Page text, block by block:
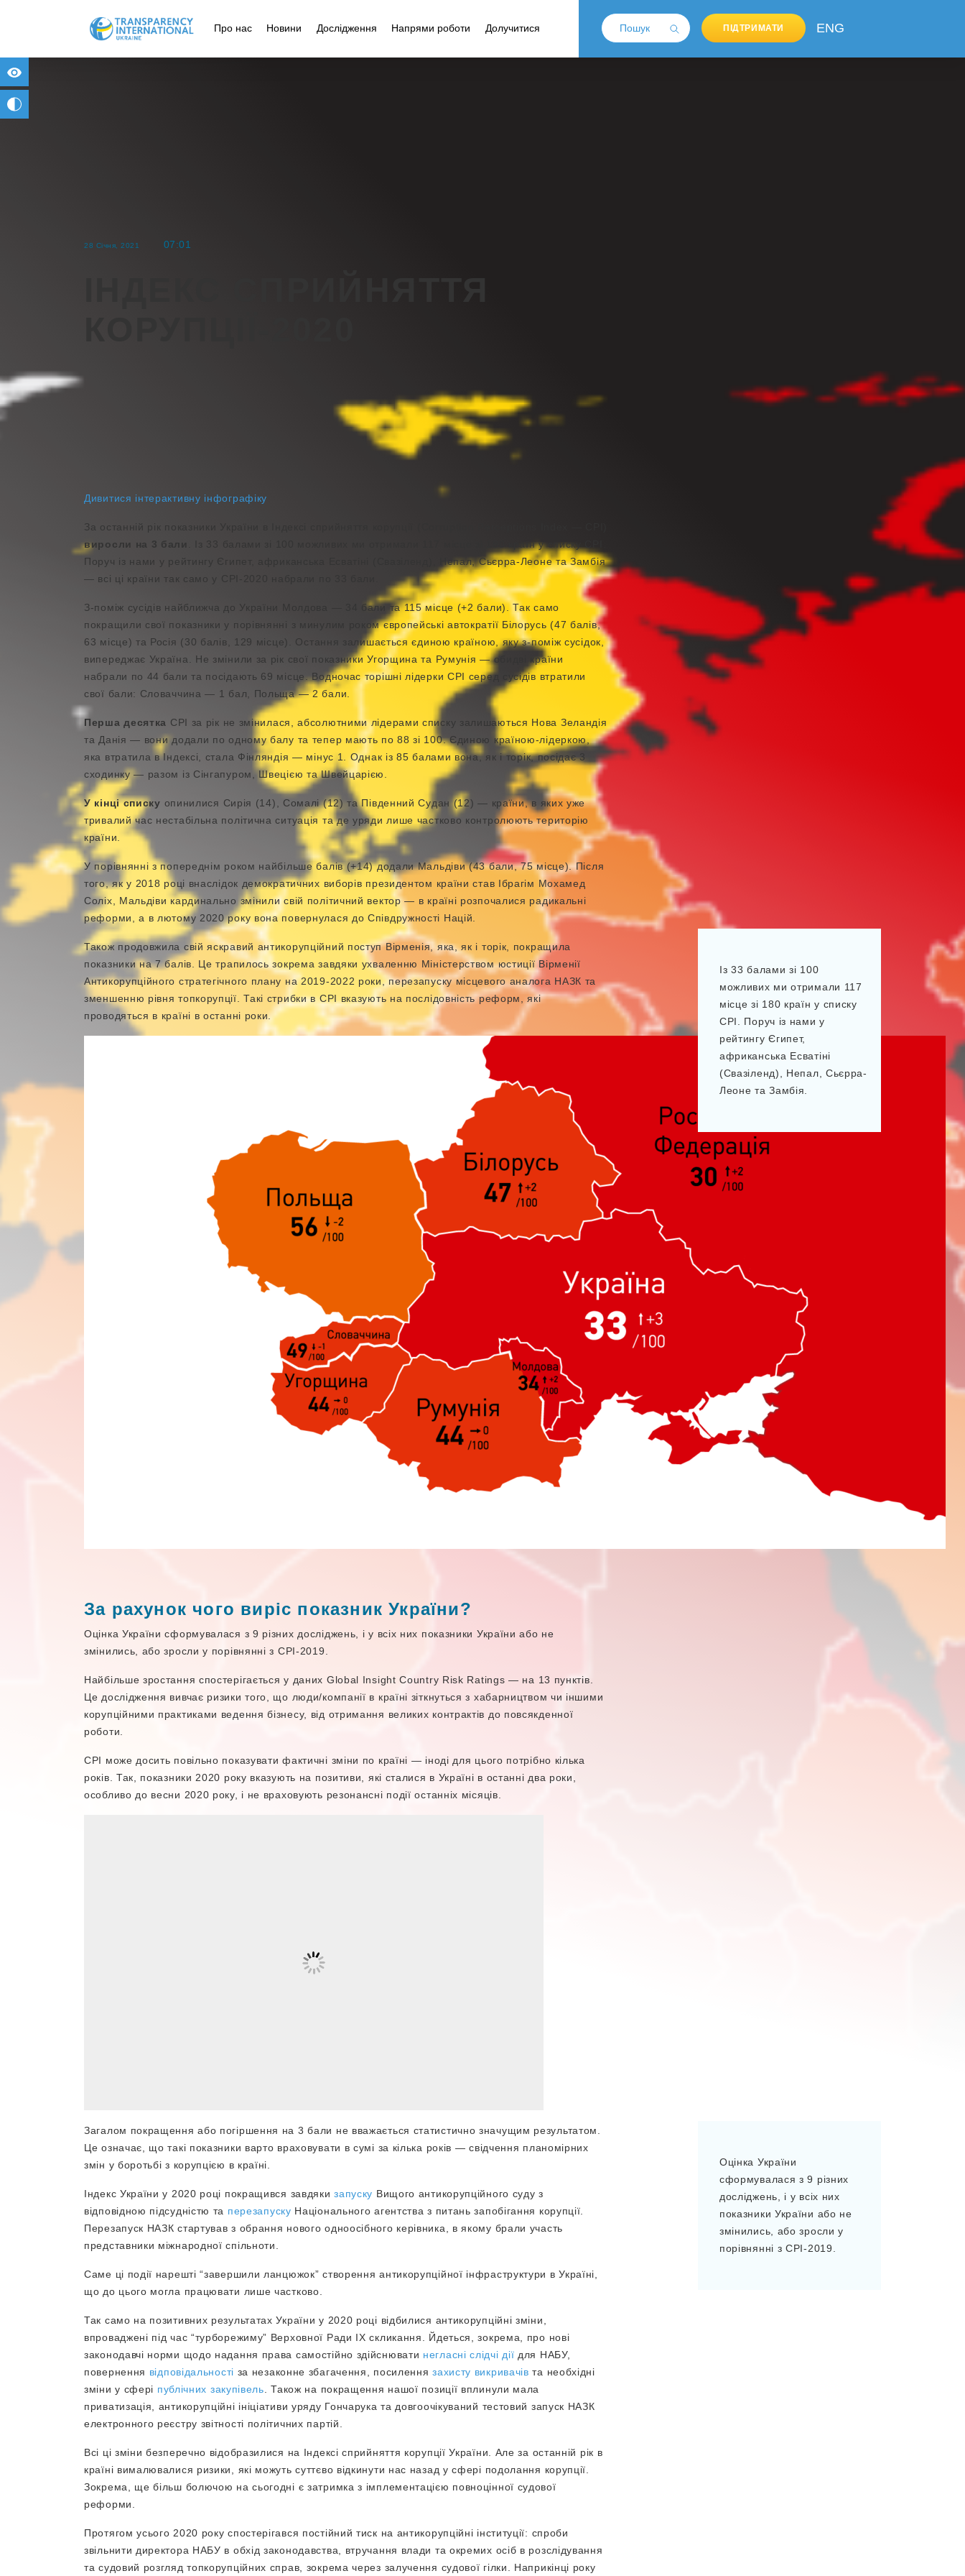
Про нас Новини Дослідження Напрями роботи Долучитися ПІДТРИМАТИ ENG
28 Січня, 2021 07:01
Дивитися інтерактивну інфографіку
За останній рік показники України в Індексі сприйняття корупції (Corruption Perceptions Index — CPI)
виросли на 3 бали
. Із 33 балами зі 100 можливих ми отримали 117 місце зі 180 країн у списку СРІ.
Поруч із нами у рейтингу Єгипет, африканська Есватіні (Свазіленд), Непал, Сьєрра-Леоне та Замбія
— всі ці країни так само у CPI-2020 набрали по 33 бали.
З-поміж сусідів найближча до України Молдова — 34 бали та 115 місце (+2 бали). Так само
покращили свої показники у порівнянні з минулим роком європейські автократії Білорусь (47 балів,
63 місце) та Росія (30 балів, 129 місце). Остання залишається єдиною країною, яку з-поміж сусідок,
випереджає Україна. Не змінили за рік свої показники Угорщина та Румунія — обидві країни
набрали по 44 бали та посідають 69 місце. Водночас торішні лідерки СРІ серед сусідів втратили
свої бали: Словаччина — 1 бал, Польща — 2 бали.
Перша десятка CPI за рік не змінилася, абсолютними лідерами списку залишаються Нова Зеландія
та Данія — вони додали по одному балу та тепер мають по 88 зі 100. Єдиною країною-лідеркою,
яка втратила в Індексі, стала Фінляндія — мінус 1. Однак із 85 балами вона, як і торік, посідає 3
сходинку — разом із Сінгапуром, Швецією та Швейцарією.
У кінці списку опинилися Сирія (14), Сомалі (12) та Південний Судан (12) — країни, в яких уже
тривалий час нестабільна політична ситуація та де уряди лише частково контролюють територію
країни.
У порівнянні з попереднім роком найбільше балів (+14) додали Мальдіви (43 бали, 75 місце). Після
того, як у 2018 році внаслідок демократичних виборів президентом країни став Ібрагім Мохамед
Соліх, Мальдіви кардинально змінили свій політичний вектор — в країні розпочалися радикальні
реформи, а в лютому 2020 року вона повернулася до Співдружності Націй.
Також продовжила свій яскравий антикорупційний поступ Вірменія, яка, як і торік, покращила
показники на 7 балів. Це трапилось зокрема завдяки ухваленню Міністерством юстиції Вірменії
Антикорупційного стратегічного плану на 2019-2022 роки, перезапуску місцевого аналога НАЗК та
зменшенню рівня топкорупції. Такі стрибки в СРІ вказують на послідовність реформ, які
проводяться в країні в останні роки.
Із 33 балами зі 100
можливих ми отримали 117
місце зі 180 країн у списку
СРІ. Поруч із нами у
рейтингу Єгипет,
африканська Есватіні
(Свазіленд), Непал, Сьєрра-
Леоне та Замбія.
За рахунок чого виріс показник України?
Оцінка України сформувалася з 9 різних досліджень, і у всіх них показники України або не
змінились, або зросли у порівнянні з СРІ-2019.
Найбільше зростання спостерігається у даних Global Insight Country Risk Ratings — на 13 пунктів.
Це дослідження вивчає ризики того, що люди/компанії в країні зіткнуться з хабарництвом чи іншими
корупційними практиками ведення бізнесу, від отримання великих контрактів до повсякденної
роботи.
CPI може досить повільно показувати фактичні зміни по країні — іноді для цього потрібно кілька
років. Так, показники 2020 року вказують на позитиви, які сталися в Україні в останні два роки,
особливо до весни 2020 року, і не враховують резонансні події останніх місяців.
Загалом покращення або погіршення на 3 бали не вважається статистично значущим результатом.
Це означає, що такі показники варто враховувати в сумі за кілька років — свідчення планомірних
змін у боротьбі з корупцією в країні.
Індекс України у 2020 році покращився завдякизапуску Вищого антикорупційного суду з
відповідною підсудністю та перезапуску Національного агентства з питань запобігання корупції.
Перезапуск НАЗК стартував з обрання нового одноосібного керівника, в якому брали участь
представники міжнародної спільноти.
Саме ці події нарешті “завершили ланцюжок” створення антикорупційної інфраструктури в Україні,
що до цього могла працювати лише частково.
Так само на позитивних результатах України у 2020 році відбилися антикорупційні зміни,
впроваджені під час “турборежиму” Верховної Ради IX скликання. Йдеться, зокрема, про нові
законодавчі норми щодо надання права самостійно здійснювати негласні слідчі дії для НАБУ,
повернення відповідальності за незаконне збагачення, посиленнязахисту викривачів та необхідні
зміни у сфері публічних закупівель . Також на покращення нашої позиції вплинули мала
приватизація, антикорупційні ініціативи уряду Гончарука та довгоочікуваний тестовий запуск НАЗК
електронного реєстру звітності політичних партій.
Всі ці зміни безперечно відобразилися на Індексі сприйняття корупції України. Але за останній рік в
країні вималювалися ризики, які можуть суттєво відкинути нас назад у сфері подолання корупції.
Зокрема, ще більш болючою на сьогодні є затримка з імплементацією повноцінної судової
реформи.
Протягом усього 2020 року спостерігався постійний тиск на антикорупційні інституції: спроби
звільнити директора НАБУ в обхід законодавства, втручання влади та окремих осіб в розслідування
та судовий розгляд топкорупційних справ, зокрема через залучення судової гілки. Наприкінці року
Оцінка України
сформувалася з 9 різних
досліджень, і у всіх них
показники України або не
змінились, або зросли у
порівнянні з СРІ-2019.